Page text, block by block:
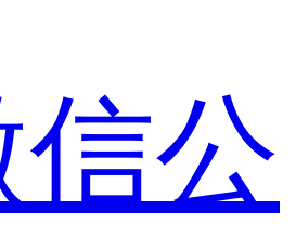
公